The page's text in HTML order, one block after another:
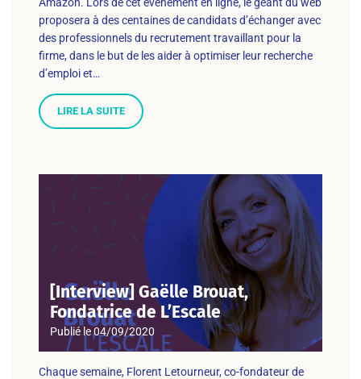
proposera à des centaines de candidats d’échanger avec
des professionnels du recrutement travaillant pour la
firme, dans le but de les aider à optimiser leur recherche
d’emploi et…
LIRE LA SUITE
[Interview] Gaëlle Brouat,
Fondatrice de L’Escale
Publié le04/09/2020
Chaque semaine, Florent Letourneur, co-fondateur de